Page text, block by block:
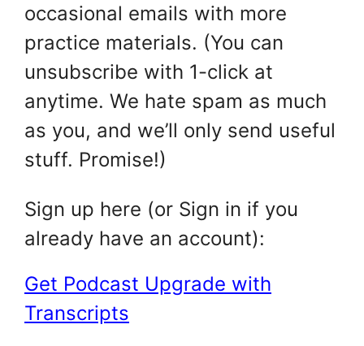
occasional emails with more
practice materials. (You can
unsubscribe with 1-click at
anytime. We hate spam as much
as you, and we’ll only send useful
stuff. Promise!)
Sign up here (or Sign in if you
already have an account):
Get Podcast Upgrade with
Transcripts